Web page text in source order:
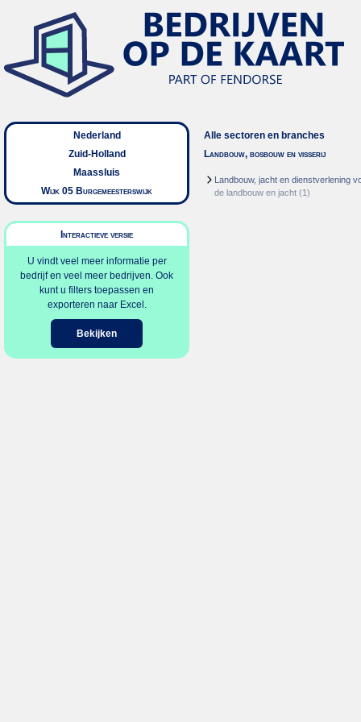
Nederland
Zuid-Holland
Maassluis
Wijk 05 Burgemeesterswijk
Interactieve versie
U vindt veel meer informatie per
bedrijf en veel meer bedrijven. Ook
kunt u filters toepassen en
exporteren naar Excel.
Bekijken
Alle sectoren en branches
Landbouw, bosbouw en visserij
Landbouw, jacht en dienstverlening
de landbouw en jacht (1)